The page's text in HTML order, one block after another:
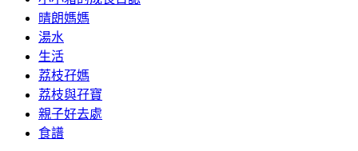
晴朗媽媽
湯水
生活
荔枝孖媽
荔枝與孖寶
親子好去處
食譜